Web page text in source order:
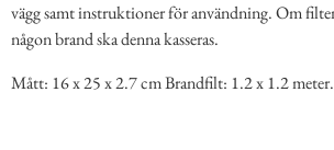
vägg samt instruktioner för användning. Om
någon brand ska denna kasseras.
Mått: 16 x 25 x 2.7 cm Brandfilt: 1.2 x 1.2 meter.